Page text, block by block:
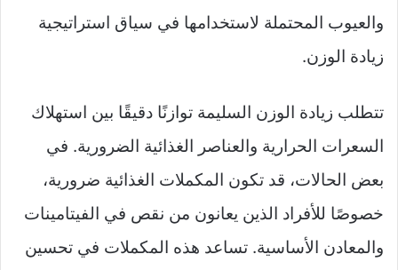
والعيوب المحتملة لاستخدامها في سياق استراتيجية
زيادة الوزن.
تتطلب زيادة الوزن السليمة توازنًا دقيقًا بين استهلاك
السعرات الحرارية والعناصر الغذائية الضرورية. في
بعض الحالات، قد تكون المكملات الغذائية ضرورية،
خصوصًا للأفراد الذين يعانون من نقص في الفيتامينات
والمعادن الأساسية. تساعد هذه المكملات في تحسين